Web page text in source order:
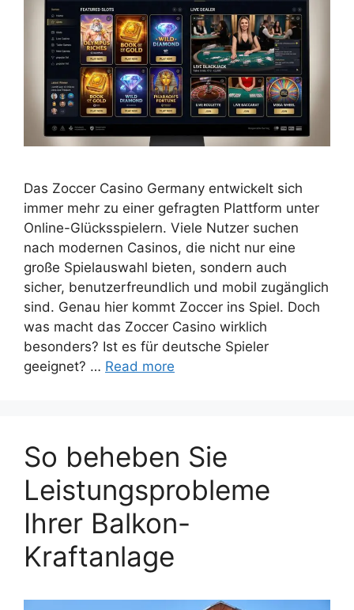
Das Zoccer Casino Germany entwickelt sich
immer mehr zu einer gefragten Plattform unter
Online-Glücksspielern. Viele Nutzer suchen
nach modernen Casinos, die nicht nur eine
große Spielauswahl bieten, sondern auch
sicher, benutzerfreundlich und mobil zugänglich
sind. Genau hier kommt Zoccer ins Spiel. Doch
was macht das Zoccer Casino wirklich
besonders? Ist es für deutsche Spieler
geeignet? … Read more
So beheben Sie
Leistungsprobleme
Ihrer Balkon-
Kraftanlage